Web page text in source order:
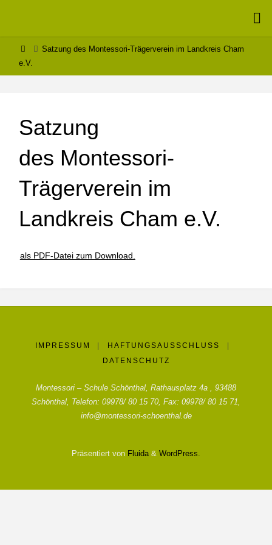
– SCHULE
SCHÖNTHAL
StartSatzung des Montessori-Trägerverein im Landkreis Cham
e.V.
Satzung
des Montessori-
Trägerverein im
Landkreis Cham e.V.
als PDF-Datei zum Download.
IMPRESSUM HAFTUNGSAUSSCHLUSS
DATENSCHUTZ
Montessori – Schule Schönthal, Rathausplatz 4a , 93488
Schönthal, Telefon: 09978/ 80 15 70, Fax: 09978/ 80 15 71,
info@montessori-schoenthal.de
Präsentiert von Fluida& WordPress.